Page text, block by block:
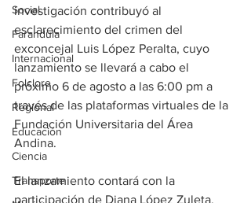
Social
Farandula
Internacional
Folclore
Regional
Educación
Ciencia
Transporte
investigación contribuyó al
esclarecimiento del crimen del
exconcejal Luis López Peralta, cuyo
lanzamiento se llevará a cabo el
próximo 6 de agosto a las 6:00 pm a
través de las plataformas virtuales de la
Fundación Universitaria del Área
Andina.
El lanzamiento contará con la
participación de Diana López Zuleta,